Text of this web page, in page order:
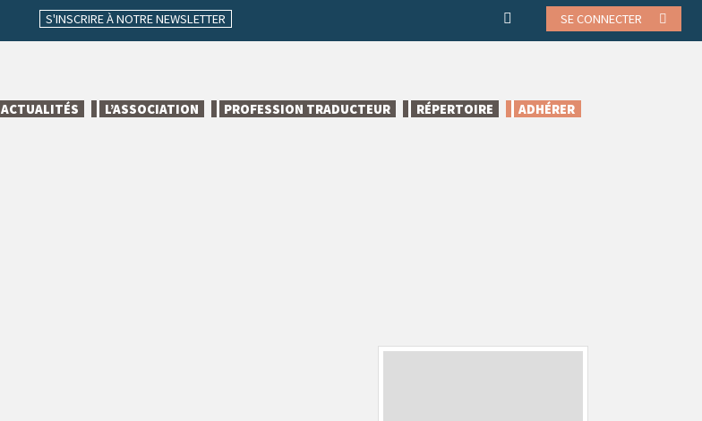
S'INSCRIRE À NOTRE NEWSLETTER SE CONNECTER
ACTUALITÉS L’ASSOCIATION PROFESSION TRADUCTEUR RÉPERTOIRE ADHÉRER